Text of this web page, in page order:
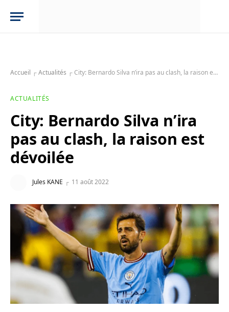
Accueil ┌Actualités ┌City: Bernardo Silva n’ira pas au clash, la raison est dévoilée
ACTUALITÉS
City: Bernardo Silva n’ira
pas au clash, la raison est
dévoilée
Jules KANE 11 août 2022